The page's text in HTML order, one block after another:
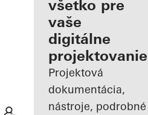
architekta
Spoznajte
"Moje
Pracovisko"
všetko pre
vaše
digitálne
projektovanie
Projektová
dokumentácia,
nástroje, podrobné